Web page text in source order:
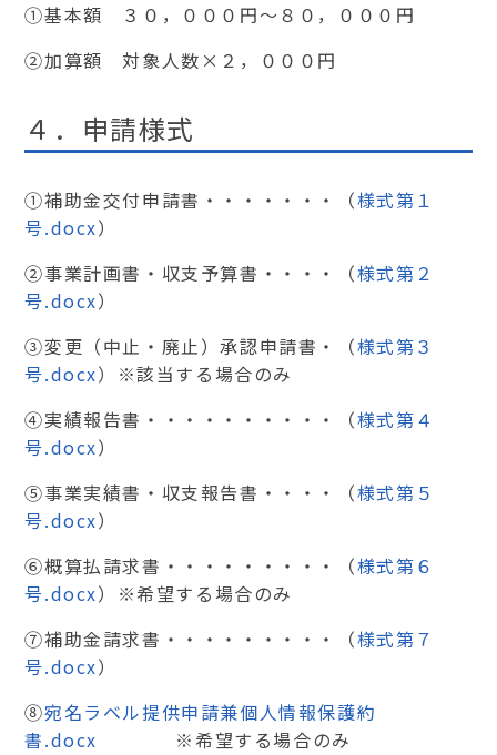
①基本額 ３０，０００円～８０，０００円
②加算額 対象人数×２，０００円
４．申請様式
①補助金交付申請書・・・・・・・（様式第１
号.docx）
②事業計画書・収支予算書・・・・（様式第２
号.docx）
③変更（中止・廃止）承認申請書・（様式第３
号.docx）※該当する場合のみ
④実績報告書・・・・・・・・・・（様式第４
号.docx）
⑤事業実績書・収支報告書・・・・（様式第５
号.docx）
⑥概算払請求書・・・・・・・・・（様式第６
号.docx）※希望する場合のみ
⑦補助金請求書・・・・・・・・・（様式第７
号.docx）
⑧宛名ラベル提供申請兼個人情報保護約
書.docx
※ 希望する場合のみ